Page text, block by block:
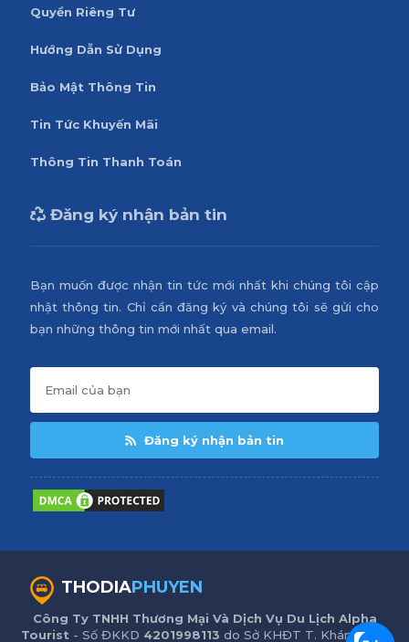
Quyền Riêng Tư
Hướng Dẫn Sử Dụng
Bảo Mật Thông Tin
Tin Tức Khuyến Mãi
Thông Tin Thanh Toán
Đăng ký nhận bản tin
Bạn muốn được nhận tin tức mới nhất khi chúng tôi cập
nhật thông tin. Chỉ cần đăng ký và chúng tôi sẽ gửi cho
bạn những thông tin mới nhất qua email.
Đăng ký nhận bản tin
THODIAPHUYEN
Công Ty TNHH Thương Mại Và Dịch Vụ Du Lịch Alpha
Tourist - Số ĐKKD 4201998113 do Sở KHĐT T. Khánh Hòa